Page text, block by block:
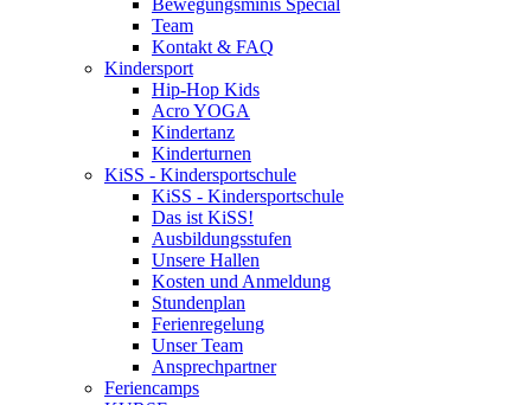
Bewegungsminis Special
Team
Kontakt & FAQ
Kindersport
Hip-Hop Kids
Acro YOGA
Kindertanz
Kinderturnen
KiSS - Kindersportschule
KiSS - Kindersportschule
Das ist KiSS!
Ausbildungsstufen
Unsere Hallen
Kosten und Anmeldung
Stundenplan
Ferienregelung
Unser Team
Ansprechpartner
Feriencamps